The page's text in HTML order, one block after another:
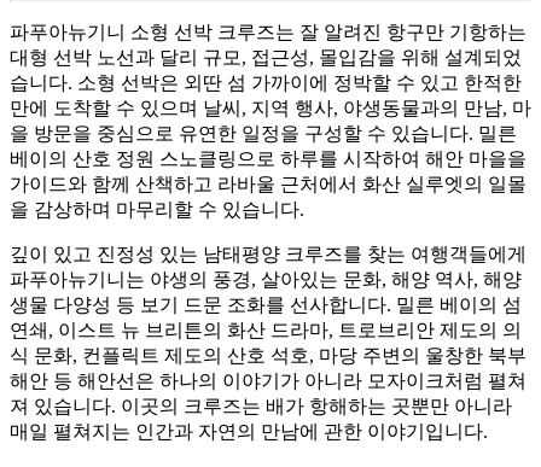
파푸아뉴기니 소형 선박 크루즈는 잘 알려진 항구만 기항하는
대형 선박 노선과 달리 규모, 접근성, 몰입감을 위해 설계되었
습니다. 소형 선박은 외딴 섬 가까이에 정박할 수 있고 한적한
만에 도착할 수 있으며 날씨, 지역 행사, 야생동물과의 만남, 마
을 방문을 중심으로 유연한 일정을 구성할 수 있습니다. 밀른
베이의 산호 정원 스노클링으로 하루를 시작하여 해안 마을을
가이드와 함께 산책하고 라바울 근처에서 화산 실루엣의 일몰
을 감상하며 마무리할 수 있습니다.
깊이 있고 진정성 있는 남태평양 크루즈를 찾는 여행객들에게
파푸아뉴기니는 야생의 풍경, 살아있는 문화, 해양 역사, 해양
생물 다양성 등 보기 드문 조화를 선사합니다. 밀른 베이의 섬
연쇄, 이스트 뉴 브리튼의 화산 드라마, 트로브리안 제도의 의
식 문화, 컨플릭트 제도의 산호 석호, 마당 주변의 울창한 북부
해안 등 해안선은 하나의 이야기가 아니라 모자이크처럼 펼쳐
져 있습니다. 이곳의 크루즈는 배가 항해하는 곳뿐만 아니라
매일 펼쳐지는 인간과 자연의 만남에 관한 이야기입니다.